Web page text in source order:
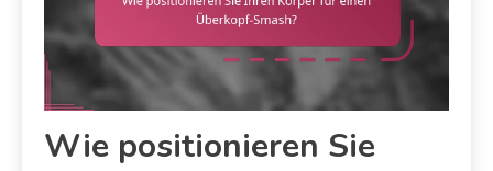
Wie positionieren Sie